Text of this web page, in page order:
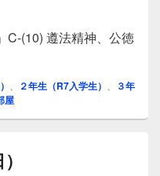
C-(10) 遵法精神、公徳
16日）
２年生（R7入学生）
３年
屋